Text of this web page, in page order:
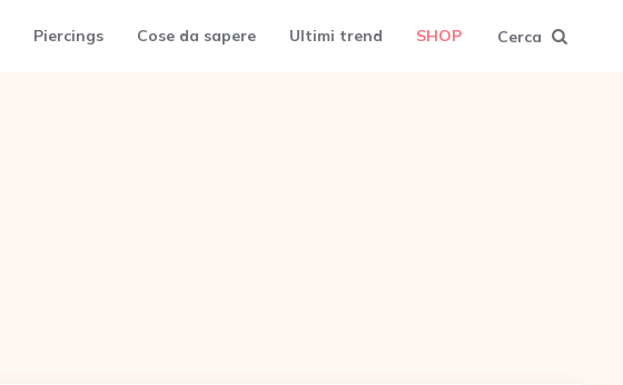
Piercings Cose da sapere Ultimi trend SHOP Cerca